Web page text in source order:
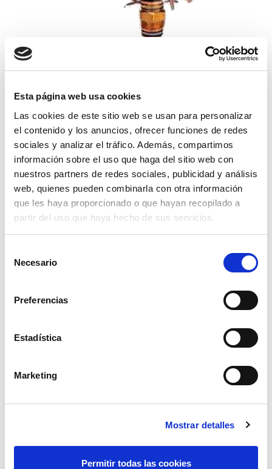
Esta página web usa cookies
Las cookies de este sitio web se usan para personalizar
el contenido y los anuncios, ofrecer funciones de redes
sociales y analizar el tráfico. Además, compartimos
información sobre el uso que haga del sitio web con
nuestros partners de redes sociales, publicidad y análisis
web, quienes pueden combinarla con otra información
que les haya proporcionado o que hayan recopilado a
partir del uso que haya hecho de sus servicios.
Necesario
Preferencias
Estadística
Marketing
Mostrar detalles
Permitir todas las cookies
19,75€ comprar